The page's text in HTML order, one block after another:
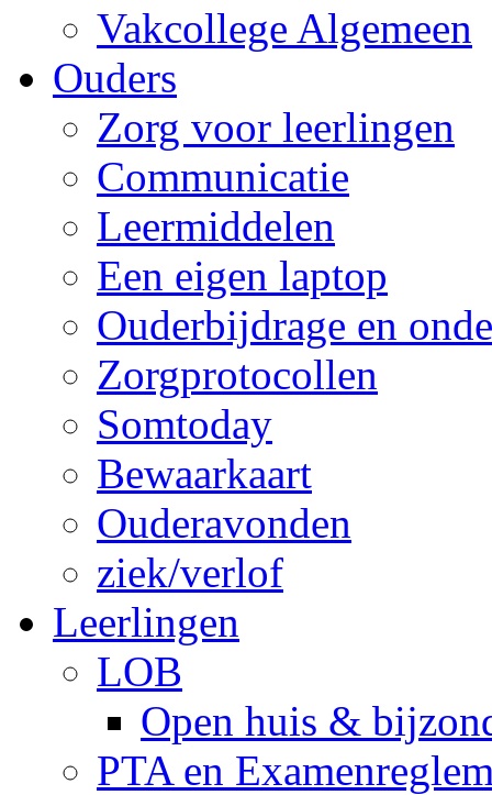
Vakcollege Algemeen
Ouders
Zorg voor leerlingen
Communicatie
Leermiddelen
Een eigen laptop
Ouderbijdrage en
Zorgprotocollen
Somtoday
Bewaarkaart
Ouderavonden
ziek/verlof
Leerlingen
LOB
Open huis &
PTA en